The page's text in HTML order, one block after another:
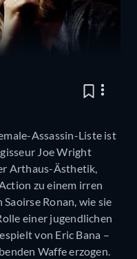
Assassin-Liste ist
Joe Wright
Arthaus-Ästhetik,
zu einem irren
Ronan, wie sie
einer jugendlichen
von Eric Bana –
Waffe erzogen.